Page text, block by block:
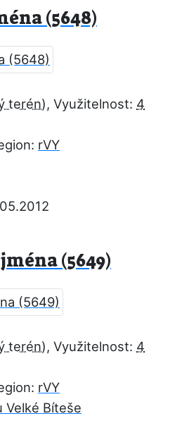
(5648)
, Využitelnost: 4
rVY
(5649)
, Využitelnost: 4
rVY
Velké Bíteše